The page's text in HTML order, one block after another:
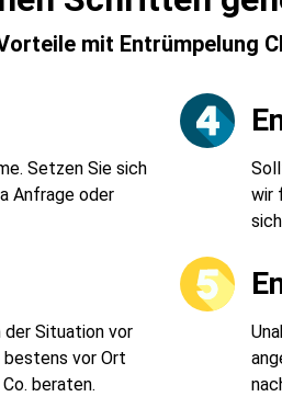
mit Entrümpelung
Setzen Sie sich
Anfrage oder
der Situation vor
bestens vor Ort
beraten.
wir